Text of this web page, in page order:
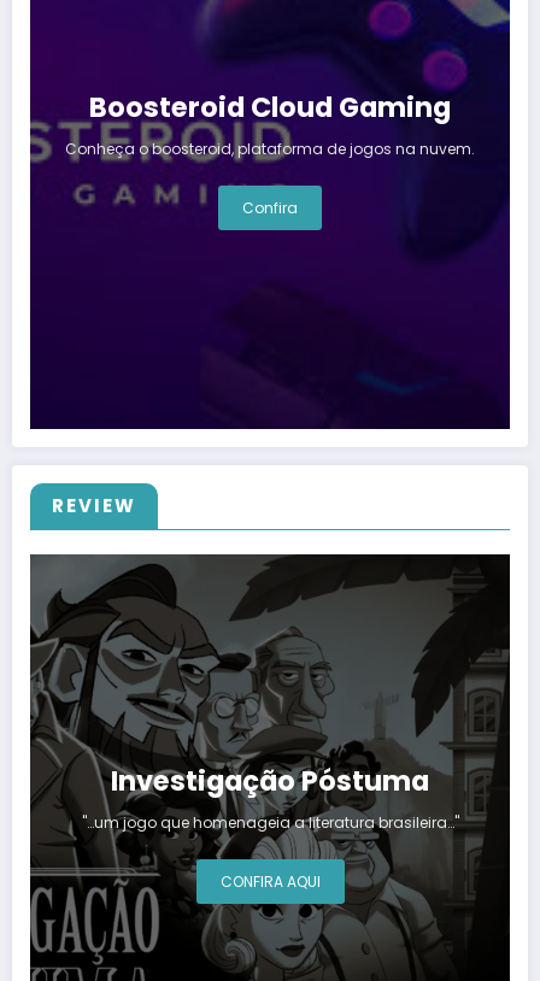
Boosteroid Cloud Gaming
Conheça o boosteroid, plataforma de jogos na nuvem.
Confira
REVIEW
Investigação Póstuma
"…um jogo que homenageia a literatura brasileira…"
CONFIRA AQUI